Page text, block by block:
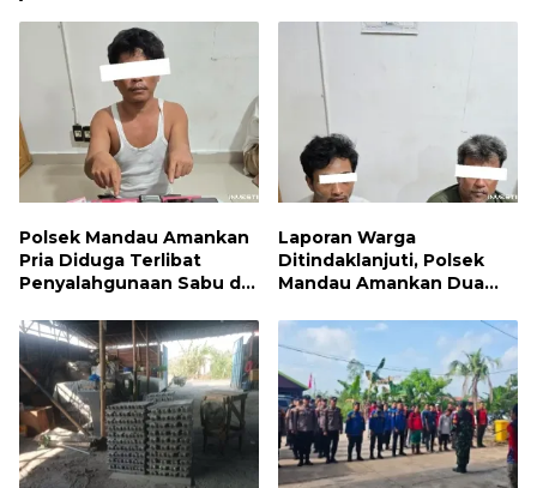
Polsek Mandau Amankan
Pria Diduga Terlibat
Penyalahgunaan Sabu di
Laporan Warga
Ditindaklanjuti, Polsek
Mandau Amankan Dua
Paket Sabu